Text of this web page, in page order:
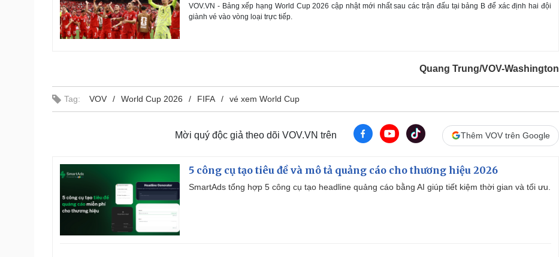
VOV.VN - Bảng xếp hạng World Cup 2026 cập nhật mới nhất sau các trận đấu tại bảng B để xác định hai đội
giành vé vào vòng loại trực tiếp.
Quang Trung/VOV-Washington
Tag: VOV World Cup 2026 FIFA vé xem World Cup
Mời quý độc giả theo dõi VOV.VN trên Thêm VOV trên Google
5 công cụ tạo tiêu đề và mô tả quảng cáo cho thương hiệu 2026
SmartAds tổng hợp 5 công cụ tạo headline quảng cáo bằng AI giúp tiết kiệm thời gian và tối ưu.